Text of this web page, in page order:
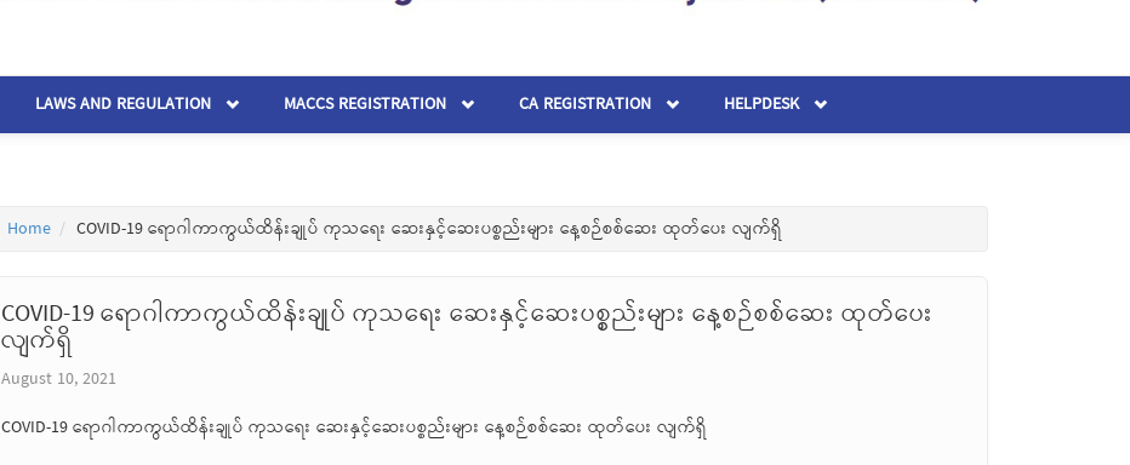
LAWS AND REGULATION MACCS REGISTRATION CA REGISTRATION HELPDESK
Home COVID-19 ရောဂါကာကွယ်ထိန်းချုပ် ကုသရေး ဆေးနှင့်ဆေးပစ္စည်းများ နေ့စဉ်စစ်ဆေး ထုတ်ပေး လျက်ရှိ
COVID-19 ရောဂါကာကွယ်ထိန်းချုပ် ကုသရေး ဆေးနှင့်ဆေးပစ္စည်းများ နေ့စဉ်စစ်ဆေး ထုတ်ပေး
လျက်ရှိ
August 10, 2021
COVID-19 ရောဂါကာကွယ်ထိန်းချုပ် ကုသရေး ဆေးနှင့်ဆေးပစ္စည်းများ နေ့စဉ်စစ်ဆေး ထုတ်ပေး လျက်ရှိ